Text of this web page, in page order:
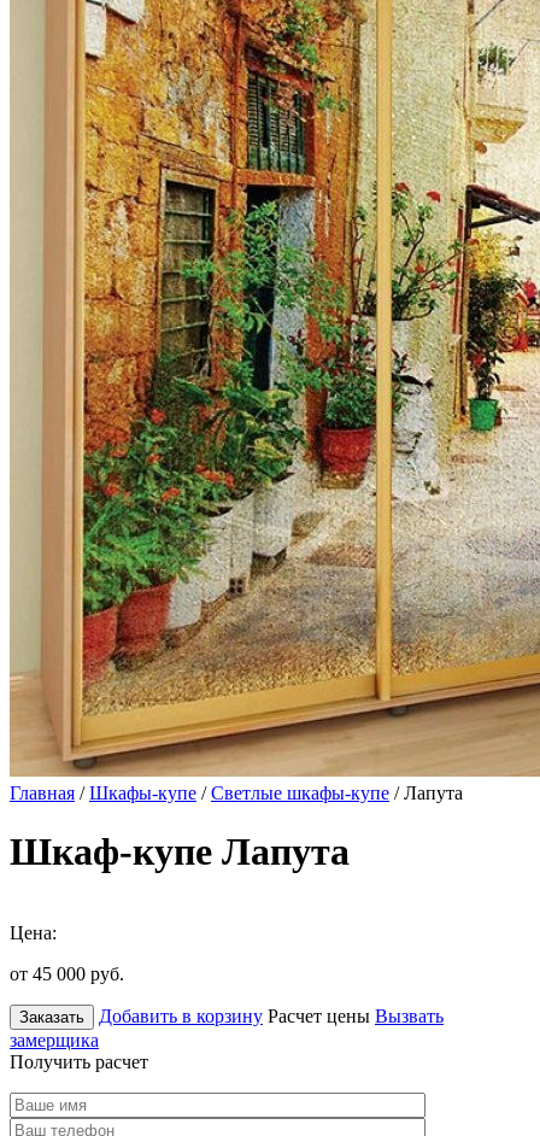
Главная /Шкафы-купе /Светлые шкафы-купе / Лапута
Шкаф-купе Лапута
Цена:
от 45 000 руб.
Заказать Добавить в корзину Расчет цены Вызвать
замерщика
Получить расчет